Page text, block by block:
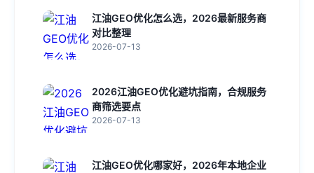
江油GEO优化怎么选，2026最新服务商
对比整理
2026-07-13
2026江油GEO优化避坑指南，合规服务
商筛选要点
2026-07-13
江油GEO优化哪家好，2026年本地企业